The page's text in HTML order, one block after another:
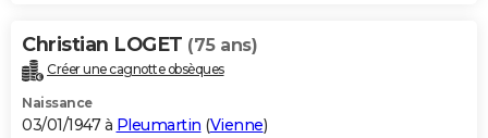
Christian LOGET (75 ans)
Créer une cagnotte obsèques
Naissance
03/01/1947 à Pleumartin (Vienne)